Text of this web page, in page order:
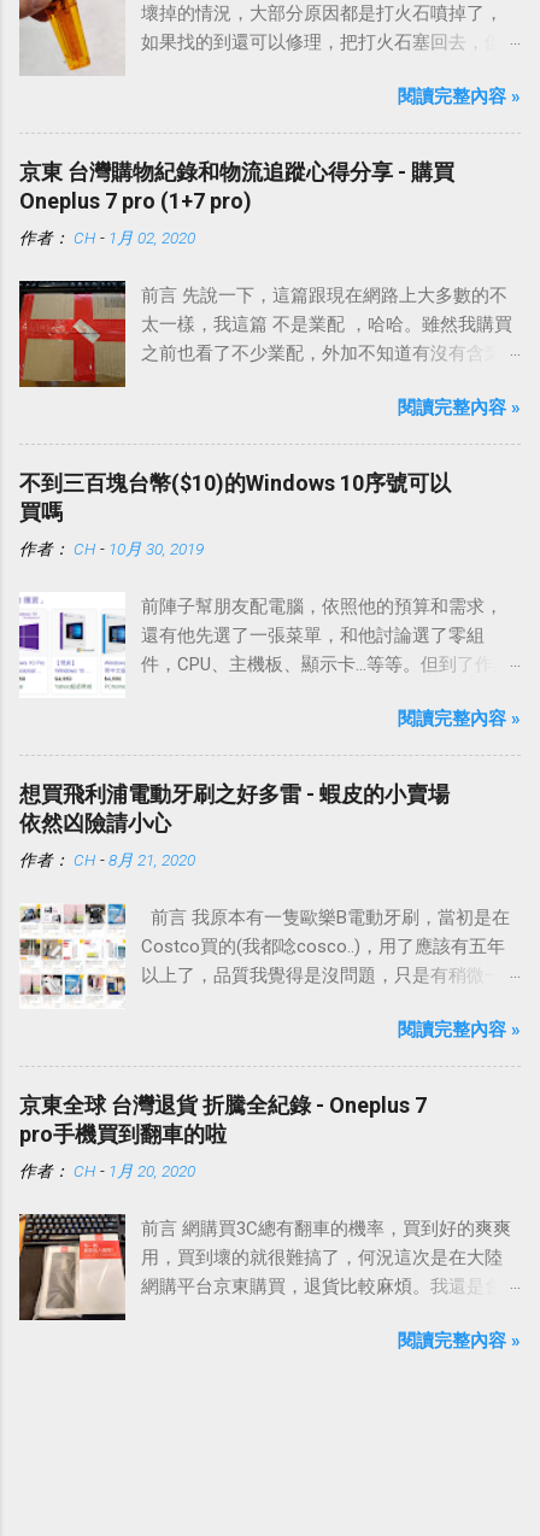
壞掉的情況，大部分原因都是打火石噴掉了，
如果找的到還可以修理，把打火石塞回去，但
閱讀完整內容 »
京東 台灣購物紀錄和物流追蹤心得分享 - 購買
Oneplus 7 pro (1+7 pro)
作者： CH - 1月 02, 2020
前言 先說一下，這篇跟現在網路上大多數的不
太一樣，我這篇 不是業配 ，哈哈。雖然我購買
之前也看了不少業配，外加不知道有沒有含業
閱讀完整內容 »
不到三百塊台幣($10)的Windows 10序號可以
買嗎
作者： CH - 10月 30, 2019
前陣子幫朋友配電腦，依照他的預算和需求，
還有他先選了一張菜單，和他討論選了零組
件，CPU、主機板、顯示卡…等等。但到了作業
好。感覺事有蹊翹，於是我好奇問了下去，他
說他在一些部落格看到有推薦只要不到300塊錢
就有Windows 10，還在考慮要在G2deal還是去
蝦皮買。
閱讀完整內容 »
想買飛利浦電動牙刷之好多雷 - 蝦皮的小賣場
依然凶險請小心
作者： CH -8月 21, 2020
前言 我原本有一隻歐樂B電動牙刷，當初是在
Costco買的(我都唸cosco..)，用了應該有五年
以上了，品質我覺得是沒問題，只是有稍微一
閱讀完整內容 »
京東全球 台灣退貨 折騰全紀錄 - Oneplus 7
pro手機買到翻車的啦
作者： CH - 1月 20, 2020
前言 網購買3C總有翻車的機率，買到好的爽爽
用，買到壞的就很難搞了，何況這次是在大陸
網購平台京東購買，退貨比較麻煩。我還是會
永遠希望遇到的不要是我，但是真的碰到了，
閱讀完整內容 »